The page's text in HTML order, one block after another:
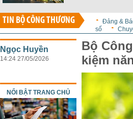
TIN BỘ CÔNG THƯƠNG Đảng &
số
Bộ
kiệm
Ngọc Huyền
14:24 27/05/2026
NỔI BẬT TRANG CHỦ